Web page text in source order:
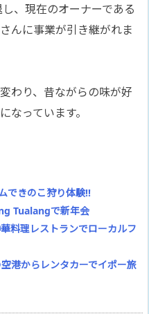
、現在のオーナーである
んに事業が引き継がれま
わり、昔ながらの味が好
なっています。
できのこ狩り体験!!
Tualangで新年会
料理レストランでローカルフ
港からレンタカーでイポー旅